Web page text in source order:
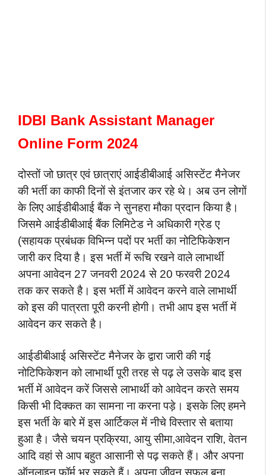
IDBI Bank Assistant Manager
Online Form 2024
दोस्तों जो छात्र एवं छात्राएं आईडीबीआई असिस्टेंट मैनेजर
की भर्ती का काफी दिनों से इंतजार कर रहे थे। अब उन लोगों
के लिए आईडीबीआई बैंक ने सुनहरा मौका प्रदान किया है।
जिसमे आईडीबीआई बैंक लिमिटेड ने अधिकारी ग्रेड ए
(सहायक प्रबंधक विभिन्न पदों पर भर्ती का नोटिफिकेशन
जारी कर दिया है। इस भर्ती में रूचि रखने वाले लाभार्थी
अपना आवेदन 27 जनवरी 2024 से 20 फरवरी 2024
तक कर सकते है। इस भर्ती में आवेदन करने वाले लाभार्थी
को इस की पात्रता पूरी करनी होगी। तभी आप इस भर्ती में
आवेदन कर सकते है।
आईडीबीआई असिस्टेंट मैनेजर के द्वारा जारी की गई
नोटिफिकेशन को लाभार्थी पूरी तरह से पढ़ ले उसके बाद इस
भर्ती में आवेदन करें जिससे लाभार्थी को आवेदन करते समय
किसी भी दिक्कत का सामना ना करना पड़े। इसके लिए हमने
इस भर्ती के बारे में इस आर्टिकल में नीचे विस्तार से बताया
हुआ है। जैसे चयन प्रक्रिया, आयु सीमा,आवेदन राशि, वेतन
आदि वहां से आप बहुत आसानी से पढ़ सकते हैं। और अपना
ऑनलाइन फॉर्म भर सकते हैं। अपना जीवन सफल बना